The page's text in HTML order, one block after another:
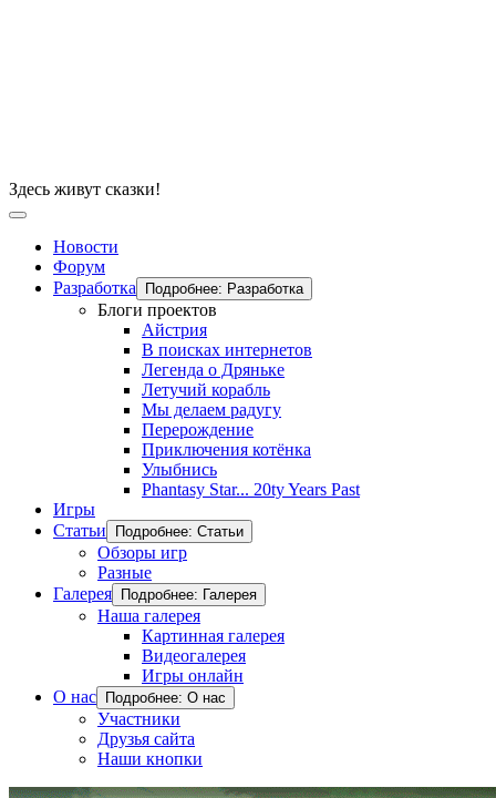
Здесь живут сказки!
Новости
Форум
Разработка
Подробнее: Разработка
Блоги проектов
Айстрия
В поисках интернетов
Легенда о Дряньке
Летучий корабль
Мы делаем радугу
Перерождение
Приключения котёнка
Улыбнись
Phantasy Star... 20ty Years Past
Игры
Статьи
Подробнее: Статьи
Обзоры игр
Разные
Галерея
Подробнее: Галерея
Наша галерея
Картинная галерея
Видеогалерея
Игры онлайн
О нас
Подробнее: О нас
Участники
Друзья сайта
Наши кнопки